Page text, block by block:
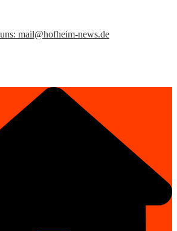
mail@hofheim-news.de